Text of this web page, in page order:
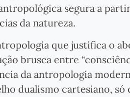
segura a
da natureza.
que justifica o
brusca entre
da antropologia
dualismo cartesiano,